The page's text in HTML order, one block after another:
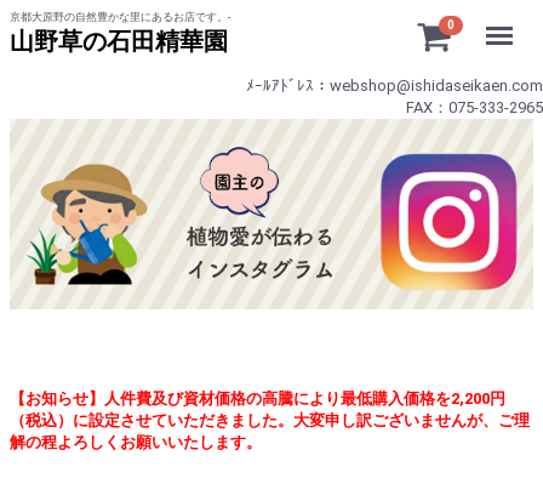
京都大原野の自然豊かな里にあるお店です。-
山野草の石田精華園
0
ﾒｰﾙｱﾄﾞﾚｽ：webshop@ishidaseikaen.com
FAX：075-333-2965
【お知らせ】人件費及び資材価格の高騰により最低購入価格を2,200円
（税込）に設定させていただきました。大変申し訳ございませんが、ご理
解の程よろしくお願いいたします。